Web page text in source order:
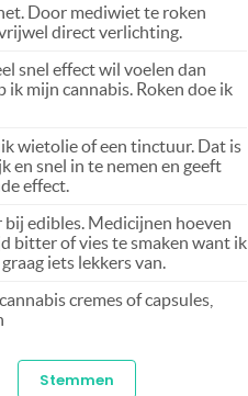
Door mediwiet te roken
direct verlichting.
snel effect wil voelen dan
ik mijn cannabis. Roken doe ik
wietolie of een tinctuur. Dat is
en snel in te nemen en geeft
effect.
bij edibles. Medicijnen hoeven
bitter of vies te smaken want ik
iets lekkers van.
cremes of capsules,